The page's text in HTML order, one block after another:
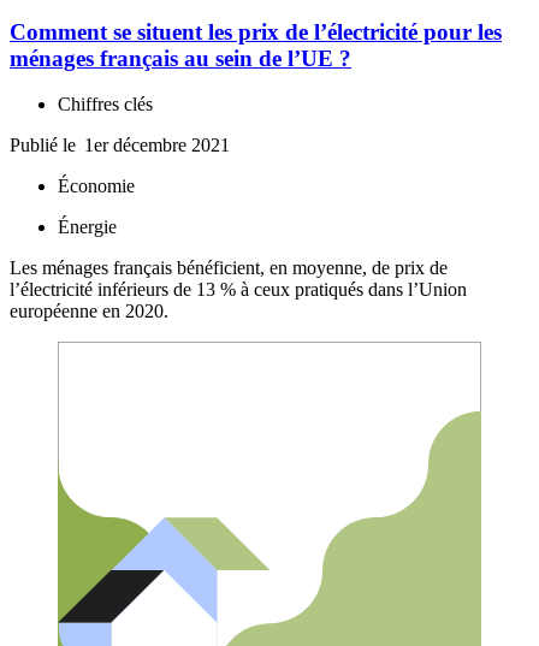
Comment se situent les prix de l’électricité pour les
ménages français au sein de l’UE ?
Chiffres clés
Publié le 1er décembre 2021
Économie
Énergie
Les ménages français bénéficient, en moyenne, de prix de
l’électricité inférieurs de 13 % à ceux pratiqués dans l’Union
européenne en 2020.